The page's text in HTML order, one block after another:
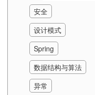
安全
设计模式
Spring
数据结构与算法
异常